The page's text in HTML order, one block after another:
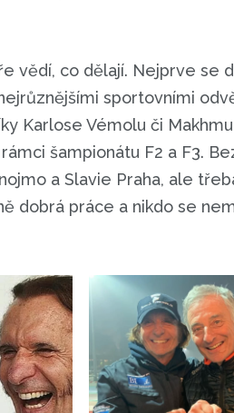
vědí, co dělají. Nejprve se
sportovními
Karlose Vémolu či
šampionátu F2 a F3.
a Slavie Praha, ale
dobrá práce a nikdo se